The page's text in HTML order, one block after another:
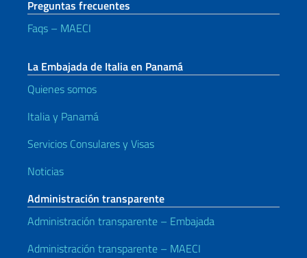
Preguntas frecuentes
Faqs – MAECI
La Embajada de Italia en Panamá
Quienes somos
Italia y Panamá
Servicios Consulares y Visas
Noticias
Administración transparente
Administración transparente – Embajada
Administración transparente – MAECI